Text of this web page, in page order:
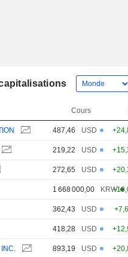
Cours
487,46 USD
219,22 USD
272,65 USD
1 668 000,00 KRW
362,43 USD
418,28 USD
893,19 USD